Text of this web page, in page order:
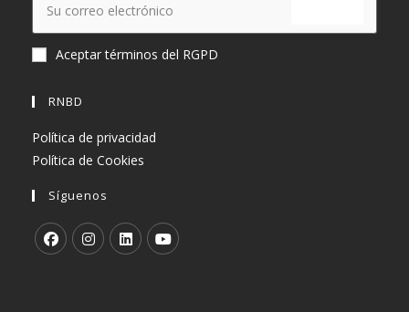
Aceptar términos del RGPD
RNBD
Política de privacidad
Política de Cookies
Síguenos